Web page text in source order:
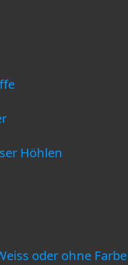
Höhlen
oder ohne Farbe